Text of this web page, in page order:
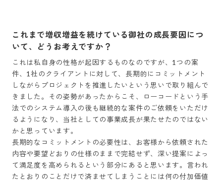
これまで増収増益を続けている御社の成長要因につ
いて、どうお考えですか？
これは私自身の性格が起因するものなのですが、1つの案
件、1社のクライアントに対して、長期的にコミットメント
しながらプロジェクトを推進したいという思いで取り組んで
きました。その姿勢があったからこそ、ローコードという手
法でのシステム導入の後も継続的な案件のご依頼をいただけ
るようになり、当社としての事業成長が果たせたのではない
かと思っています。
長期的なコミットメントの必要性は、お客様から依頼された
内容や要望どおりの仕様のままで完結せず、深い提案によっ
て満足度を高められるという部分にあると思います。言われ
たとおりのことだけで済ませてしまうことには何の付加価値